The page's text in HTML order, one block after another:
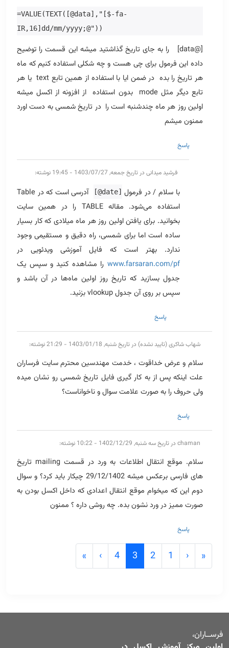
=VALUE(TEXT([@data],"[$-fa-
IR,16]dd/mm/yyyy;@"))
[@data] را به جای تاریخ گذاشتید میشه این قسمت را توضیح
داده این فرمول برای چی هست و چه شکلی استفاده کنیم که ماه
هر تاریخ را بده در ضمن ایا با استفاده از همین تابع text یا هر
تابع دیگر مثل mode بدون استفاده از افزونه از اکسل میشه
اولین روز هر ماه چندشنبه است را در تاریخ شمسی به دست اورد
ممنون میشم
پاسخ
فرشید میدانی در تاریخ جمعه, 1403/07/27 - 19:45 نوشته:
با سلام / در فرمول [@date]
آدرسی است که در Table
استفاده می‌شود. مقاله TABLE را در همین سایت
بخوانید. برای یافتن اولین روز هر ماه میلادی که کار بسیار
ساده است اما برای شمسی، راه دقیق و مستقیمی وجود
ندارد. بهتر است که فایل آموزشی ویدئویی در
www.farsaran.com/pf را مشاهده کنید و سپس یک
جدول بسازید که تاریخ روز اولین ماه‌ها در آن باشد و
سپس بر روی آن جدول vlookup بزنید.
پاسخ
شهاب شاکری (تایید نشده) در تاریخ شنبه, 1403/01/18 - 21:29 نوشته:
سلام و عرض خداقوت ، خدمت مهندسین محترم سایت فرساران
علت اینکه پس از به کار گیری فایل تاریخ شمسی رو نشان میده
ولی حروف را به صورت علامت سوال و ناخواناست؟
پاسخ
chaman در تاریخ سه شنبه, 1402/12/29 - 10:22 نوشته:
سلام. موقع انتقال اطلاعات به ورد در قسمت mailing تاریخ
های فارسی برعکس میشه 29/12/1402 چیکار باید کرد؟ و سوال
دوم این که میخوام موقع انتقال اعدادی که داخل اکسل بودن به
صورت ممیز در ورد نشون بده. چه روشی داره ؟ ممنون
پاسخ
Pagination
«
First page
‹
Previous page
1
2
3
4
›
Next page
»
فرســاران،